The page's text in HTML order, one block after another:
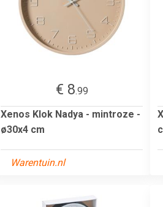
€ 8.99
Xenos Klok Nadya - mintroze -
ø30x4 cm
Warentuin.nl